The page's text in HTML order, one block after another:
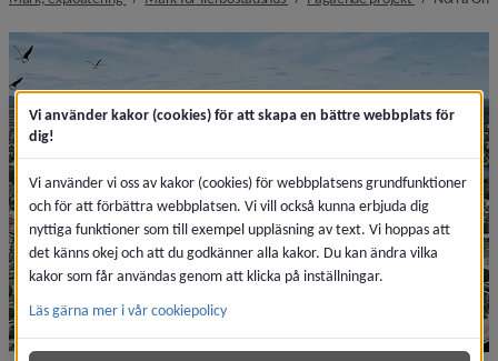
Vi använder kakor (cookies) för att skapa en bättre webbplats för
dig!
Vi använder vi oss av kakor (cookies) för webbplatsens grundfunktioner
och för att förbättra webbplatsen. Vi vill också kunna erbjuda dig
nyttiga funktioner som till exempel uppläsning av text. Vi hoppas att
det känns okej och att du godkänner alla kakor. Du kan ändra vilka
kakor som får användas genom att klicka på inställningar.
Läs gärna mer i vår cookiepolicy